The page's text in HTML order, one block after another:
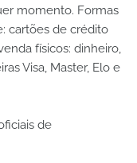
momento. Formas
cartões de crédito
físicos: dinheiro,
Visa, Master, Elo e
de